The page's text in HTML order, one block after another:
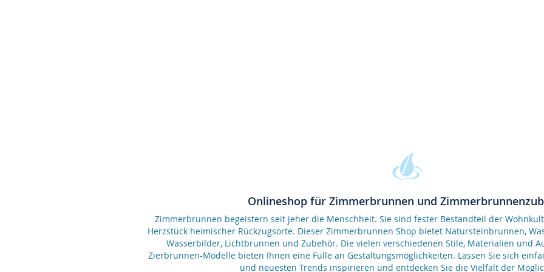
Onlineshop für Zimmerbrunnen und
Zimmerbrunnen begeistern seit jeher die Menschheit. Sie sind fester Bestandteil der
Herzstück heimischer Rückzugsorte. Dieser Zimmerbrunnen Shop bietet Natursteinbrunnen,
Wasserbilder, Lichtbrunnen und Zubehör. Die vielen verschiedenen Stile, Materialien und
Zierbrunnen-Modelle bieten Ihnen eine Fülle an Gestaltungsmöglichkeiten. Lassen Sie sich
und neuesten Trends inspirieren und entdecken Sie die Vielfalt der